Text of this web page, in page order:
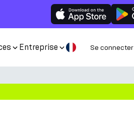
Entreprise Se connecter